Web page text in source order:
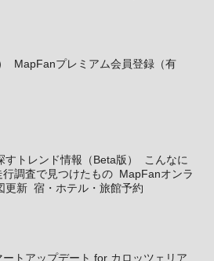
MapFanプレミアム会員登録（有
すトレンド情報（Beta版）
こんなに
行調査で見つけたもの MapFanオンラ
更新 宿・ホテル・旅館予約
ートアップデート for カロッツェリア